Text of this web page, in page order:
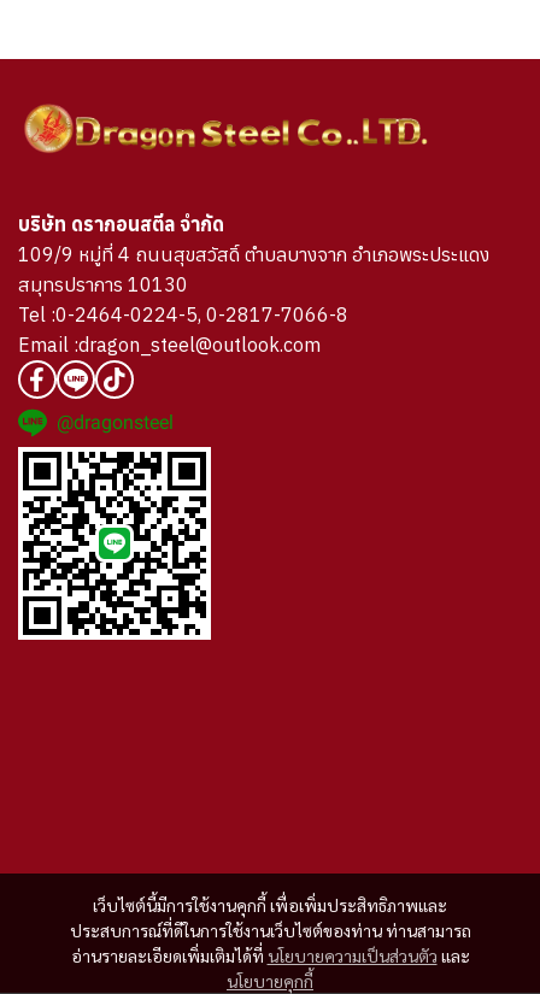
เว็บไซต์นี้มีการใช้งานคุกกี้ เพื่อเพิ่มประสิทธิภาพและ
ประสบการณ์ที่ดีในการใช้งานเว็บไซต์ของท่าน ท่านสามารถ
อ่านรายละเอียดเพิ่มเติมได้ที่ นโยบายความเป็นส่วนตัว และ
นโยบายคุกกี้
บริษัท ดรากอนสตีล จำกัด
109/9 หมู่ที่ 4 ถนนสุขสวัสดิ์ ตำบลบางจาก อำเภอพระประแดง
สมุทรปราการ 10130
Tel :0-2464-0224-5, 0-2817-7066-8
Email :dragon_steel@outlook.com
@dragonsteel